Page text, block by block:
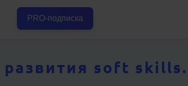
PRO-подписка
soft skills.